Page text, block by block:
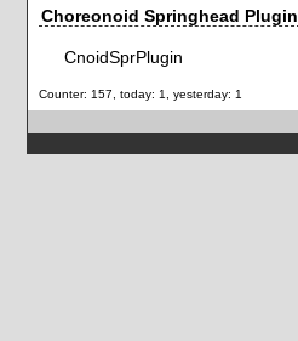
Choreonoid Springhead Plugin
CnoidSprPlugin
Counter: 157, today: 1, yesterday: 1